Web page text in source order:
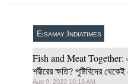
Eisamay.Indiatimes
Fish and Meat Together:
শরীরের ক্ষতি? পুষ্টিবিদের
Aug 9, 2023 10:18 AM